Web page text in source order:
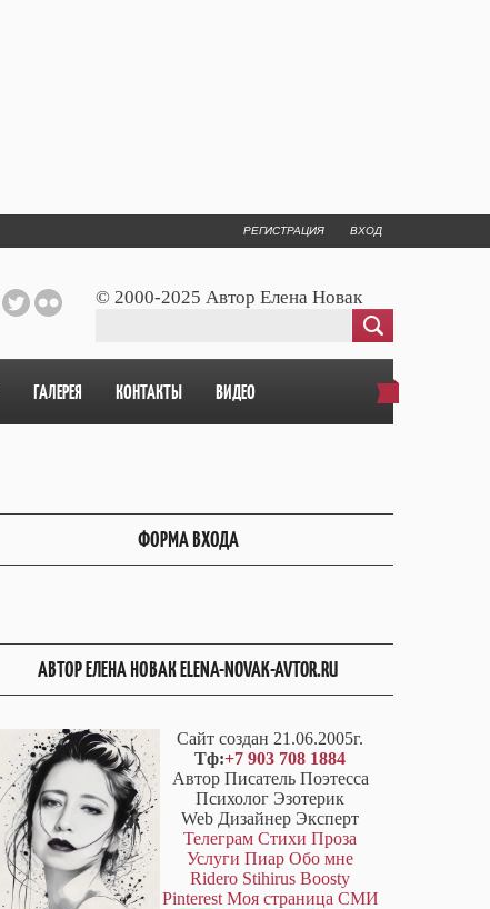
РЕГИСТРАЦИЯ ВХОД
© 2000-2025 Автор Елена Новак
ГАЛЕРЕЯ КОНТАКТЫ ВИДЕО
ФОРМА ВХОДА
АВТОР ЕЛЕНА НОВАК ELENA-NOVAK-AVTOR.RU
Сайт создан 21.06.2005г.
Тф:+7 903 708 1884
Автор Писатель Поэтесса
Психолог Эзотерик
Web Дизайнер Эксперт
Телеграм Стихи Проза
Услуги Пиар Обо мне
Ridero Stihirus Boosty
Pinterest Моя страница СМИ